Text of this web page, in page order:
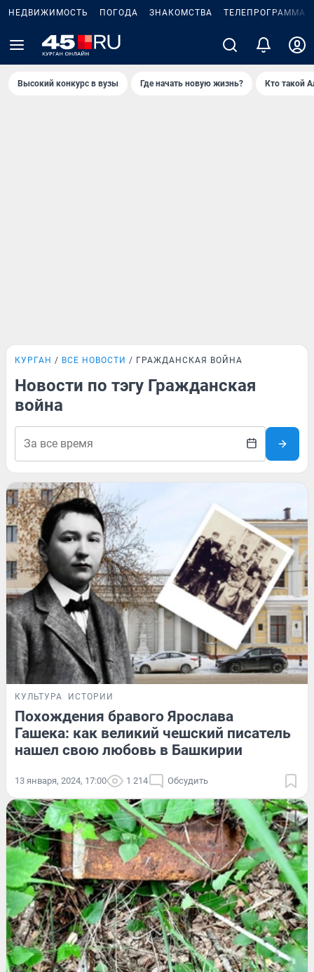
НЕДВИЖИМОСТЬ ПОГОДА ЗНАКОМСТВА ТЕЛЕПРОГРАММА
Высокий конкурс в вузы Где начать новую жизнь? Кто такой
КУРГАН ВСЕ НОВОСТИ ГРАЖДАНСКАЯ ВОЙНА
Новости по тэгу Гражданская
война
КУЛЬТУРА ИСТОРИИ
Похождения бравого Ярослава
Гашека: как великий чешский писатель
нашел свою любовь в Башкирии
13 января, 2024, 17:00 1 214 Обсудить